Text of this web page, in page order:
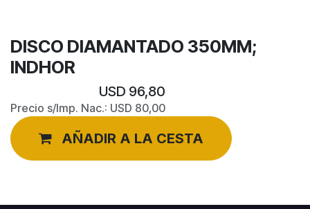
DISCO DIAMANTADO 350MM;
INDHOR
USD 96,80
Precio s/Imp. Nac.: USD 80,00
AÑADIR A LA CESTA